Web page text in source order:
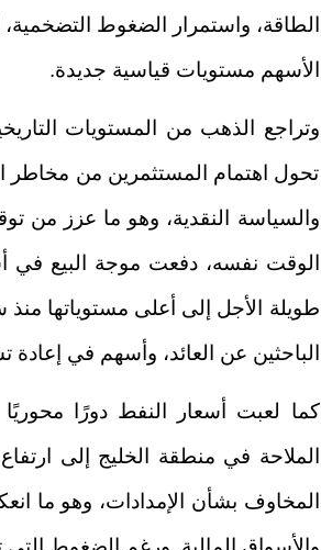
الطاقة، واستمرار الضغوط
الأسهم مستويات قياسية جديدة.
وتراجع الذهب من المستويات
تحول اهتمام المستثمرين من مخاطر
والسياسة النقدية، وهو ما عزز من
الوقت نفسه، دفعت موجة البيع في
طويلة الأجل إلى أعلى مستوياتها
الباحثين عن العائد، وأسهم في إعادة
كما لعبت أسعار النفط دورًا
الملاحة في منطقة الخليج إلى
المخاوف بشأن الإمدادات، وهو ما